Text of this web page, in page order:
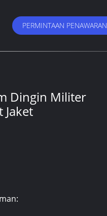
PERMINTAAN PENAWARAN
Dingin Militer
Jaket